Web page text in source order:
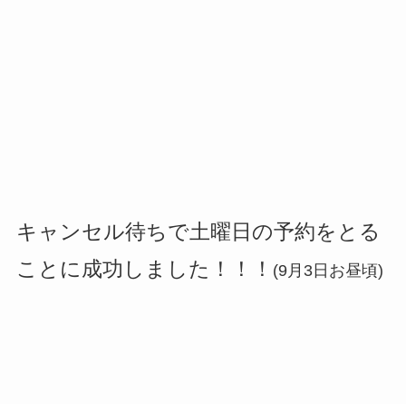
キャンセル待ちで土曜日の予約をとる
ことに成功しました！！！ (9月3日お昼頃)